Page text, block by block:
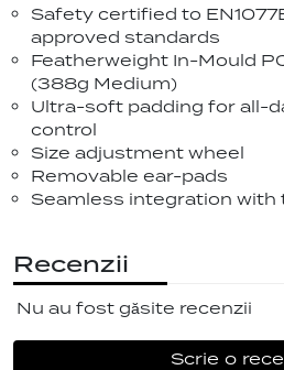
Safety certified to
approved standards
Featherweight In-Mould
(388g Medium)
Ultra-soft padding for all-
control
Size adjustment wheel
Removable ear-pads
Seamless integration with
Recenzii
Nu au fost găsite recenzii
Scrie o